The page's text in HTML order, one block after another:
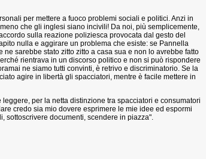
per mettere a fuoco problemi sociali e politici. Anzi in
che gli inglesi siano incivili! Da noi, più semplicemente,
sulla reazione poliziesca provocata dal gesto del
nulla e aggirare un problema che esiste: se Pannella
sarebbe stato zitto zitto a casa sua e non lo avrebbe fatto
rientrava in un discorso politico e non si può rispondere
ne siamo tutti convinti, è retrivo e discriminatorio. Se la
agire in libertà gli spacciatori, mentre è facile mettere in
per la netta distinzione tra spacciatori e consumatori
credo sia mio dovere esprimere le mie idee ed espormi
sottoscrivere documenti, scendere in piazza".